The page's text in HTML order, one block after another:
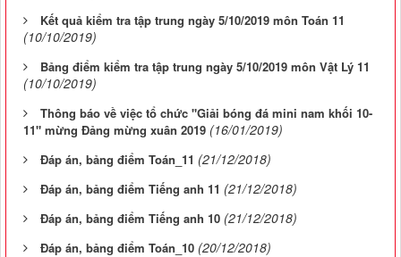
Kết quả kiểm tra tập trung ngày 5/10/2019 môn Toán 11
(10/10/2019)
Bảng điểm kiểm tra tập trung ngày 5/10/2019 môn Vật Lý 11
(10/10/2019)
Thông báo về việc tổ chức "Giải bóng đá mini nam khối 10-
11" mừng Đảng mừng xuân 2019 (16/01/2019)
Đáp án, bảng điểm Toán_11 (21/12/2018)
Đáp án, bảng điểm Tiếng anh 11 (21/12/2018)
Đáp án, bảng điểm Tiếng anh 10 (21/12/2018)
Đáp án, bảng điểm Toán_10 (20/12/2018)